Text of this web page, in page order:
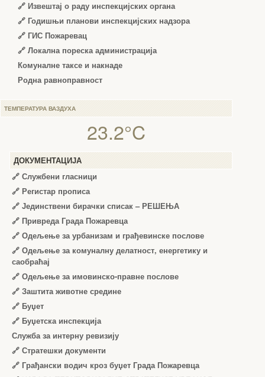
🔗 Извештај о раду инспекцијских органа
🔗 Годишњи планови инспекцијских надзора
🔗 ГИС Пожаревац
🔗 Локална пореска администрација
Комуналне таксе и накнаде
Родна равноправност
ТЕМПЕРАТУРА ВАЗДУХА
23.2°C
ДОКУМЕНТАЦИЈА
🔗 Службени гласници
🔗 Регистар прописа
🔗 Јединствени бирачки списак – РЕШЕЊА
🔗 Привреда Града Пожаревца
🔗 Одељење за урбанизам и грађевинске послове
🔗 Одељење за комуналну делатност, енергетику и
саобраћај
🔗 Одељење за имовинско-правне послове
🔗 Заштита животне средине
🔗 Буџет
🔗 Буџетска инспекција
Служба за интерну ревизију
🔗 Стратешки документи
🔗 Грађански водич кроз буџет Града Пожаревца